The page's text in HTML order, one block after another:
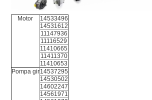
Motor
14533496
14531612
11147936
11116529
11410665
11411370
11410653
Pompa gir14537295
14530502
14602247
14561971